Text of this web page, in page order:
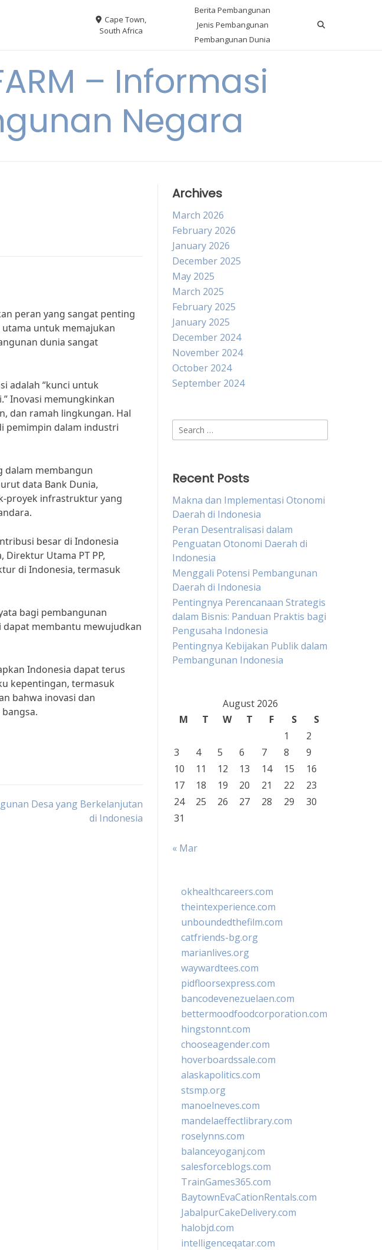
Cape Town,
South Africa
Berita Pembangunan
Jenis Pembangunan
Pembangunan Dunia
– Informasi
Negara
peran yang sangat penting
untuk memajukan
dunia sangat
adalah “kunci untuk
Inovasi memungkinkan
dan ramah lingkungan. Hal
pemimpin dalam industri
dalam membangun
data Bank Dunia,
proyek infrastruktur yang
besar di Indonesia
Direktur Utama PT PP,
di Indonesia, termasuk
bagi pembangunan
dapat membantu mewujudkan
Indonesia dapat terus
kepentingan, termasuk
bahwa inovasi dan
Desa yang Berkelanjutan
di Indonesia
Archives
March 2026
February 2026
January 2026
December 2025
May 2025
March 2025
February 2025
January 2025
December 2024
November 2024
October 2024
September 2024
Search
for:
Recent Posts
Makna dan Implementasi Otonomi
Daerah di Indonesia
Peran Desentralisasi dalam
Penguatan Otonomi Daerah di
Indonesia
Menggali Potensi Pembangunan
Daerah di Indonesia
Pentingnya Perencanaan Strategis
dalam Bisnis: Panduan Praktis bagi
Pengusaha Indonesia
Pentingnya Kebijakan Publik dalam
Pembangunan Indonesia
August 2026
M
T W T F S
S
1
2
3
4 5 6 7 8
9
10
11 12 13 14 15
16
17
18 19 20 21 22
23
24
25 26 27 28 29
30
31
« Mar
okhealthcareers.com
theintexperience.com
unboundedthefilm.com
catfriends-bg.org
marianlives.org
waywardtees.com
pidfloorsexpress.com
bancodevenezuelaen.com
bettermoodfoodcorporation.com
hingstonnt.com
chooseagender.com
hoverboardssale.com
alaskapolitics.com
stsmp.org
manoelneves.com
mandelaeffectlibrary.com
roselynns.com
balanceyoganj.com
salesforceblogs.com
TrainGames365.com
BaytownEvaCationRentals.com
JabalpurCakeDelivery.com
halobjd.com
intelligenceqatar.com